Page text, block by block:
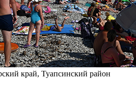
край, Туапсинский район